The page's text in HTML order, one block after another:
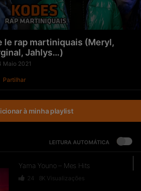
le rap martiniquais (Meryl,
Jahlys…)
4 Maio 2021
Partilhar
à minha playlist
LEITURA AUTOMÁTICA
Yama Youno – Mes Hits
24 8K Visualizações